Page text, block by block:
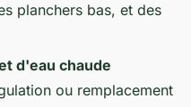
planchers bas, et des
d'eau chaude
ou remplacement